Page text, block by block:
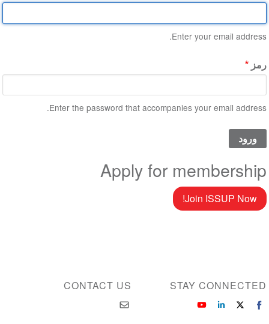
Enter your email address.
رمز
Enter the password that accompanies your email address.
Apply for membership
Join ISSUP Now!
CONTACT US STAY CONNECTED